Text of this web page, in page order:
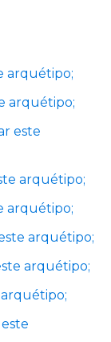
arquétipo;
arquétipo;
este
arquétipo;
arquétipo;
arquétipo;
arquétipo;